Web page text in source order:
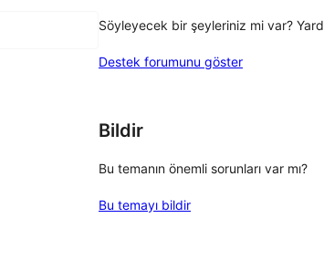
Söyleyecek bir şeyleriniz mi var?
Destek forumunu göster
Bildir
Bu temanın önemli sorunları var mı?
Bu temayı bildir